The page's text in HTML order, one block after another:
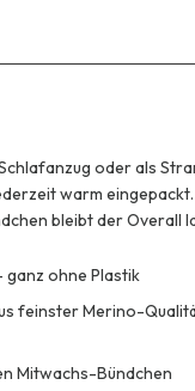
oder als
warm
bleibt der Overall
ohne Plastik
feinster Merino-
Mitwachs-Bündchen